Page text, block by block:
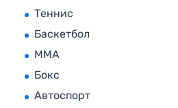
Теннис
Баскетбол
MMA
Бокс
Автоспорт